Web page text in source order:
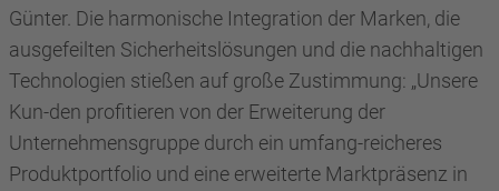
Günter. Die harmonische Integration der Marken, die
ausgefeilten Sicherheitslösungen und die nachhaltigen
Technologien stießen auf große Zustimmung: „Unsere
Kun-den profitieren von der Erweiterung der
Unternehmensgruppe durch ein umfang-reicheres
Produktportfolio und eine erweiterte Marktpräsenz in